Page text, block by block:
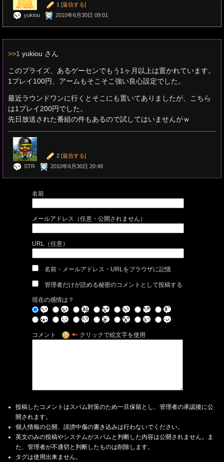
1 [返信する]
yukiou
2010年6月30日 09:01
>>1 yukiou さん
このプライズ、あるゲーセンでもう1ヶ月以上は置かれています。
1プレイ100円、アームもそこそこ強い良心設定でした。
最近ラウンドワンに行くとそこにも置いてありましたが、こちら
は1プレイ200円でした。
先日放送された番組の件もあるので試してはいませんがｗ
2 [返信する]
STR
2010年6月30日 20:48
名前
メールアドレス（任意・公開されません）
URL（任意）
名前・メールアドレス・URLをブラウザに記憶
管理者だけが読める秘密のコメントとして投稿する
現在の感情は？
コメント クリックで絵文字を使用
投稿したコメントはスパム対策のため一旦保留とし、管理者の承認後に公
開されます。
個人情報の公開、誹謗中傷の書き込みは行わないでください。
英文のみの投稿やシステムがスパムと判断した内容は公開されません。ま
た、管理者が不適切と判断したものは削除します。
タグは使用出来ません。